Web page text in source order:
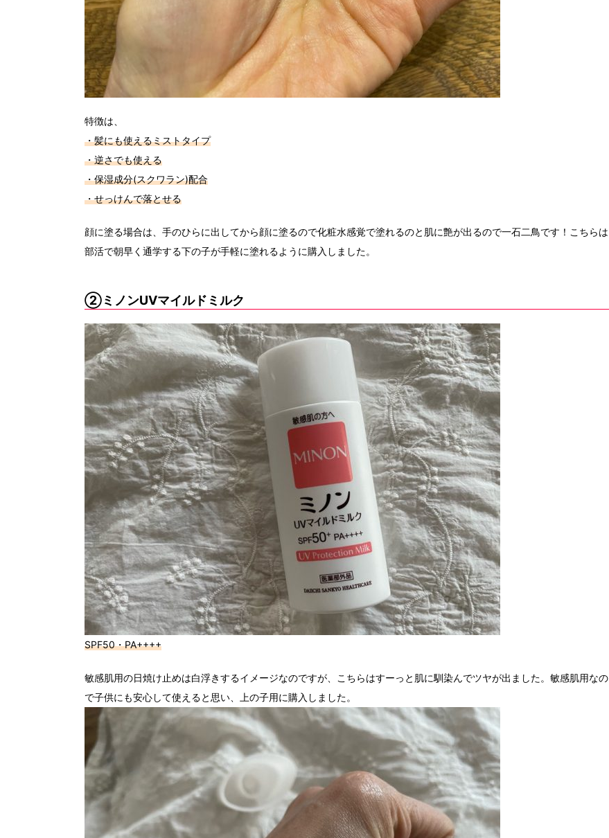
特徴は、
・髪にも使えるミストタイプ
・逆さでも使える
・保湿成分(スクワラン)配合
・せっけんで落とせる
顔に塗る場合は、手のひらに出してから顔に塗るので化粧水感覚で塗れるのと肌に艶が出るので一石二鳥です！こちらは
部活で朝早く通学する下の子が手軽に塗れるように購入しました。
②ミノンUVマイルドミルク
SPF50・PA++++
敏感肌用の日焼け止めは白浮きするイメージなのですが、こちらはすーっと肌に馴染んでツヤが出ました。敏感肌用なの
で子供にも安心して使えると思い、上の子用に購入しました。